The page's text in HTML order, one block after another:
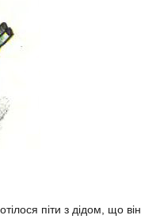
піти з дідом, що він